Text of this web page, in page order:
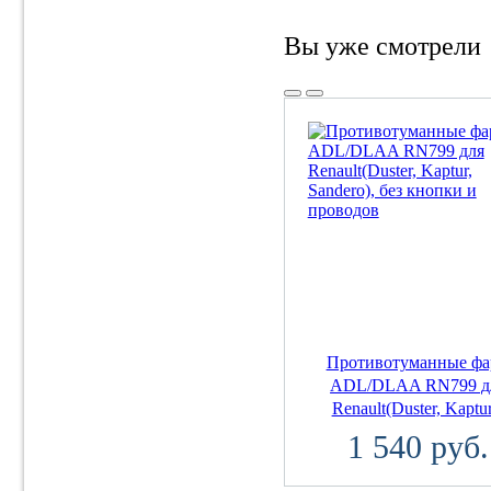
Вы уже смотрели
Противотуманные
ADL/DLAA RN799
Renault(Duster,
1 540 руб.